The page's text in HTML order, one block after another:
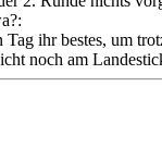
ihr bestes, um
noch am